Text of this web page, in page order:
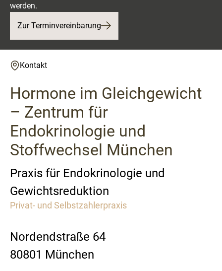
werden.
Zur Terminvereinbarung
Kontakt
Hormone im Gleichgewicht
– Zentrum für
Endokrinologie und
Stoffwechsel München
Praxis für Endokrinologie und
Gewichtsreduktion
Privat- und Selbstzahlerpraxis
Nordendstraße 64
80801 München